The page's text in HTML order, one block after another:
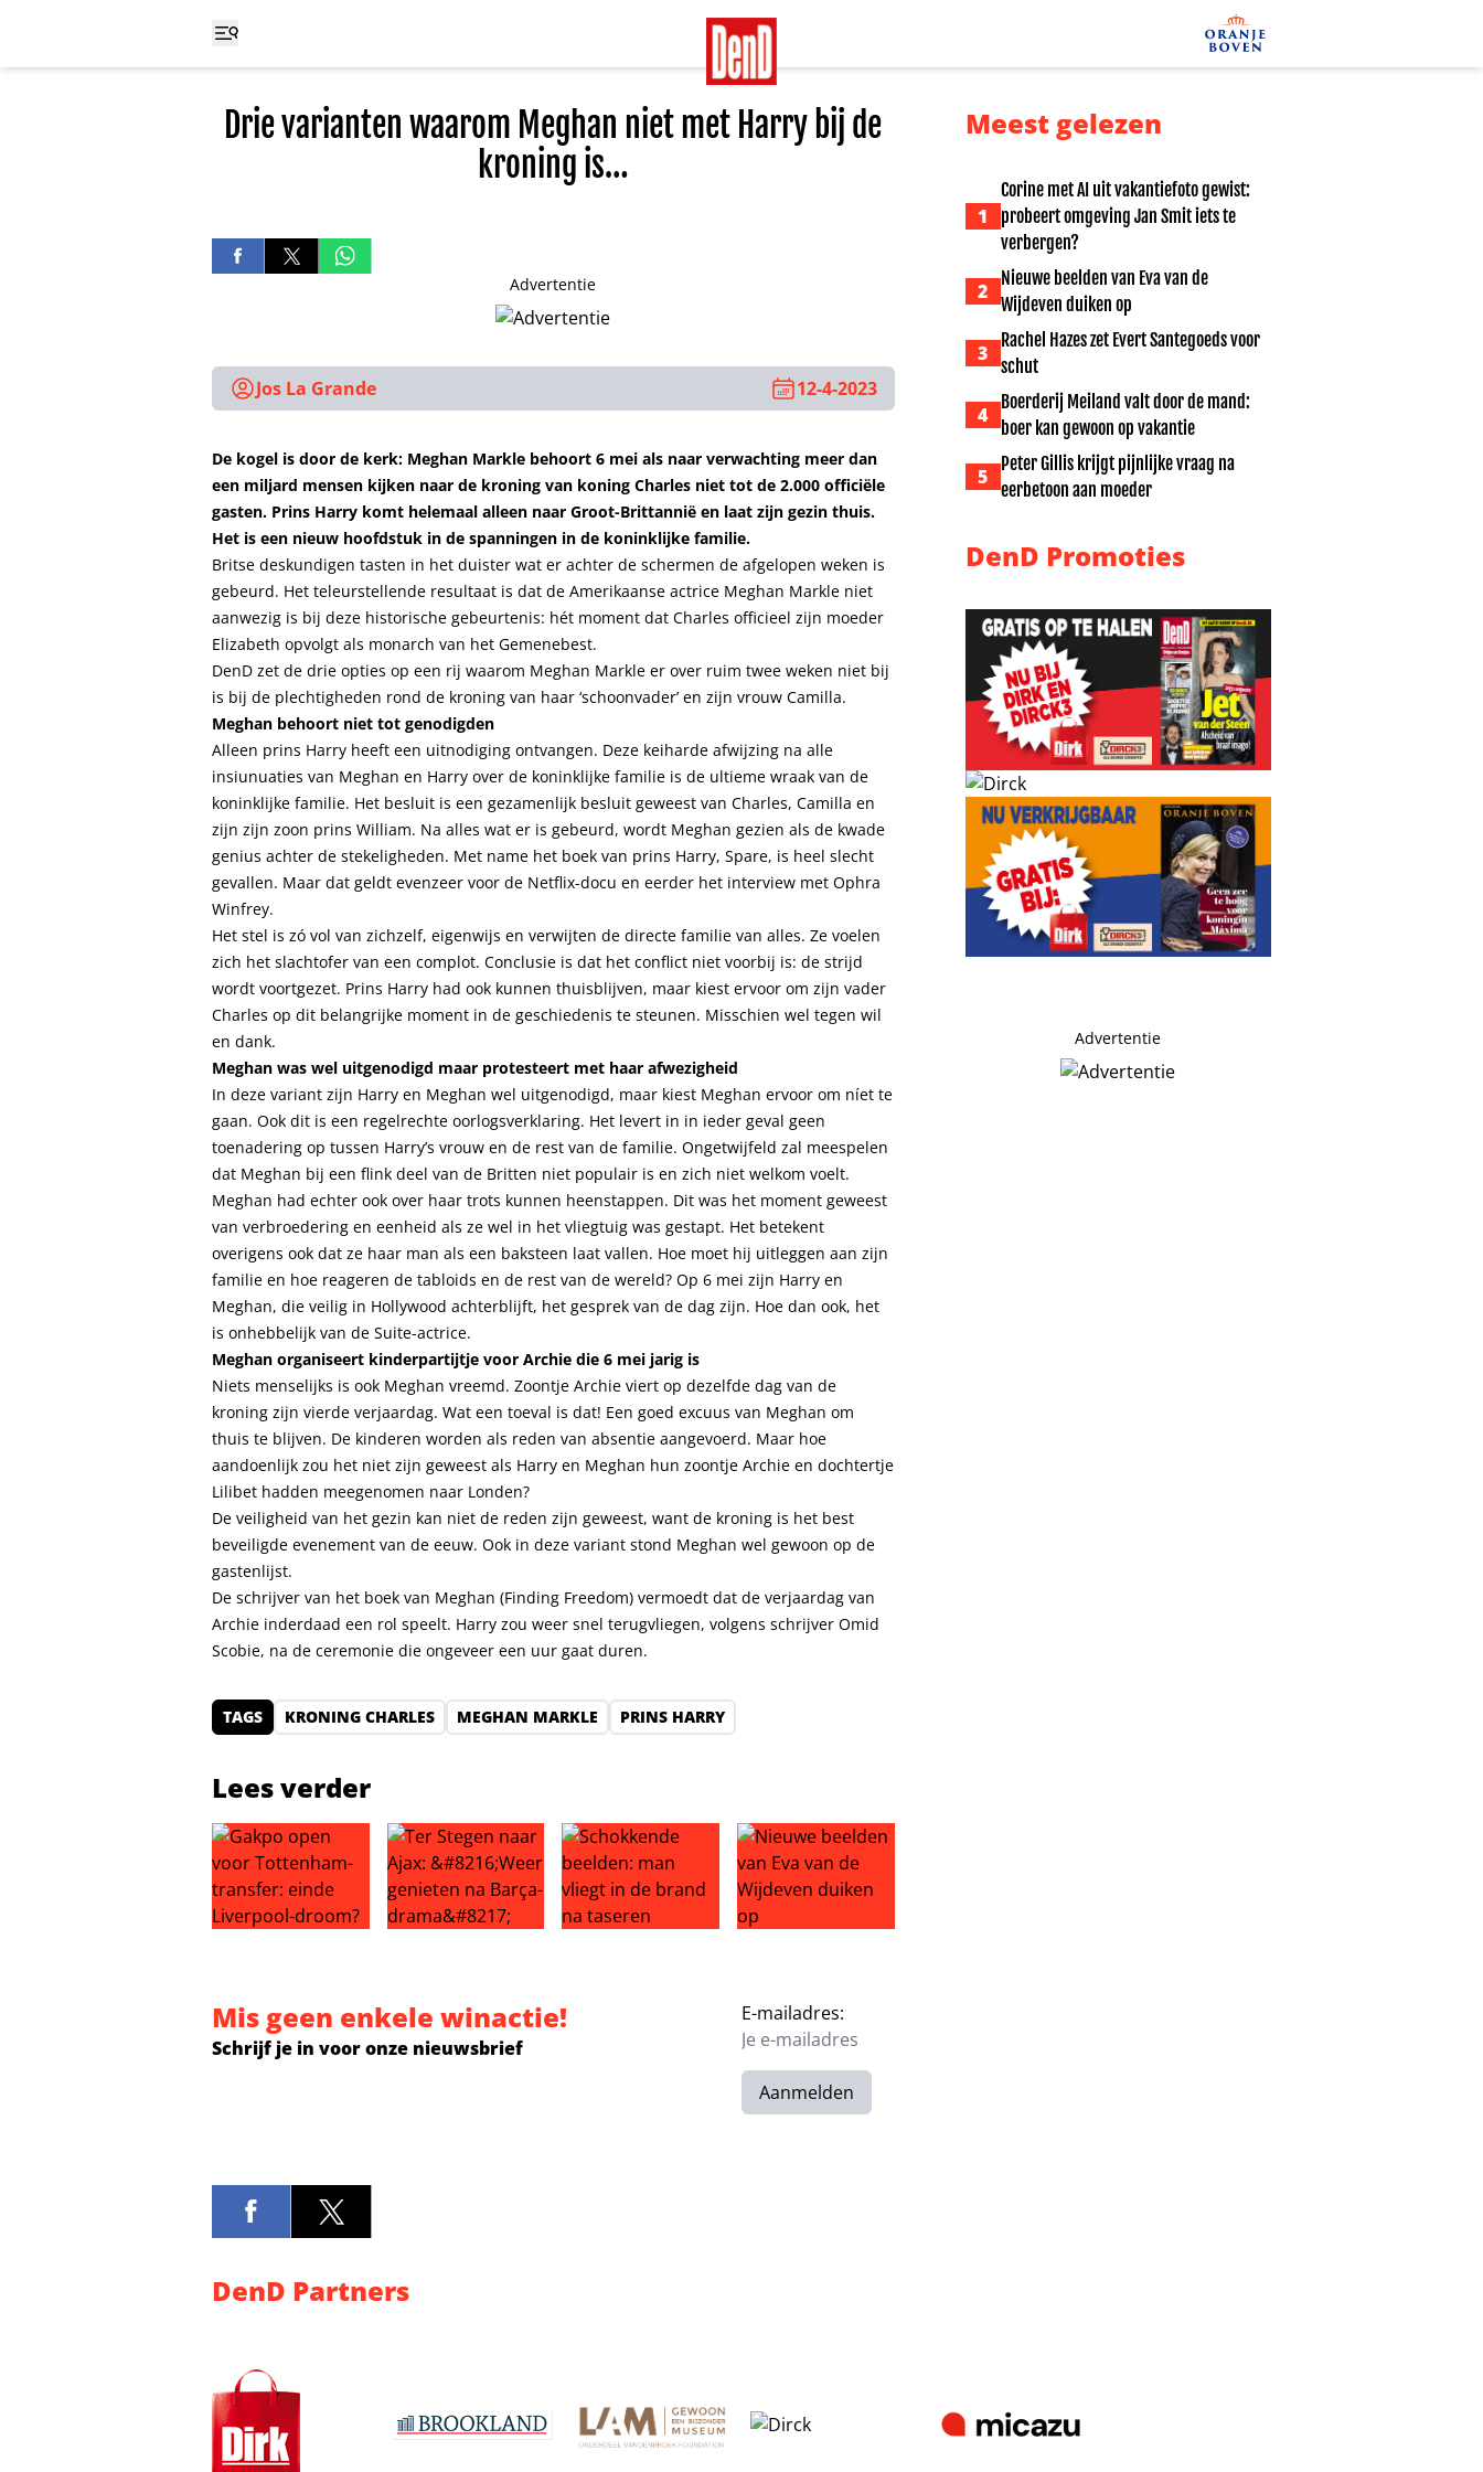
Drie varianten waarom Meghan niet met Harry bij de
kroning is…
Advertentie
Jos La Grande 12-4-2023
De kogel is door de kerk: Meghan Markle behoort 6 mei als naar verwachting meer dan
een miljard mensen kijken naar de kroning van koning Charles niet tot de 2.000 officiële
gasten. Prins Harry komt helemaal alleen naar Groot-Brittannië en laat zijn gezin thuis.
Het is een nieuw hoofdstuk in de spanningen in de koninklijke familie.
Britse deskundigen tasten in het duister wat er achter de schermen de afgelopen weken is
gebeurd. Het teleurstellende resultaat is dat de Amerikaanse actrice Meghan Markle niet
aanwezig is bij deze historische gebeurtenis: hét moment dat Charles officieel zijn moeder
Elizabeth opvolgt als monarch van het Gemenebest.
DenD zet de drie opties op een rij waarom Meghan Markle er over ruim twee weken niet bij
is bij de plechtigheden rond de kroning van haar ‘schoonvader’ en zijn vrouw Camilla.
Meghan behoort niet tot genodigden
Alleen prins Harry heeft een uitnodiging ontvangen. Deze keiharde afwijzing na alle
insiunuaties van Meghan en Harry over de koninklijke familie is de ultieme wraak van de
koninklijke familie. Het besluit is een gezamenlijk besluit geweest van Charles, Camilla en
zijn zijn zoon prins William. Na alles wat er is gebeurd, wordt Meghan gezien als de kwade
genius achter de stekeligheden. Met name het boek van prins Harry, Spare, is heel slecht
gevallen. Maar dat geldt evenzeer voor de Netflix-docu en eerder het interview met Ophra
Winfrey.
Het stel is zó vol van zichzelf, eigenwijs en verwijten de directe familie van alles. Ze voelen
zich het slachtofer van een complot. Conclusie is dat het conflict niet voorbij is: de strijd
wordt voortgezet. Prins Harry had ook kunnen thuisblijven, maar kiest ervoor om zijn vader
Charles op dit belangrijke moment in de geschiedenis te steunen. Misschien wel tegen wil
en dank.
Meghan was wel uitgenodigd maar protesteert met haar afwezigheid
In deze variant zijn Harry en Meghan wel uitgenodigd, maar kiest Meghan ervoor om níet te
gaan. Ook dit is een regelrechte oorlogsverklaring. Het levert in in ieder geval geen
toenadering op tussen Harry’s vrouw en de rest van de familie. Ongetwijfeld zal meespelen
dat Meghan bij een flink deel van de Britten niet populair is en zich niet welkom voelt.
Meghan had echter ook over haar trots kunnen heenstappen. Dit was het moment geweest
van verbroedering en eenheid als ze wel in het vliegtuig was gestapt. Het betekent
overigens ook dat ze haar man als een baksteen laat vallen. Hoe moet hij uitleggen aan zijn
familie en hoe reageren de tabloids en de rest van de wereld? Op 6 mei zijn Harry en
Meghan, die veilig in Hollywood achterblijft, het gesprek van de dag zijn. Hoe dan ook, het
is onhebbelijk van de Suite-actrice.
Meghan organiseert kinderpartijtje voor Archie die 6 mei jarig is
Niets menselijks is ook Meghan vreemd. Zoontje Archie viert op dezelfde dag van de
kroning zijn vierde verjaardag. Wat een toeval is dat! Een goed excuus van Meghan om
thuis te blijven. De kinderen worden als reden van absentie aangevoerd. Maar hoe
aandoenlijk zou het niet zijn geweest als Harry en Meghan hun zoontje Archie en dochtertje
Lilibet hadden meegenomen naar Londen?
De veiligheid van het gezin kan niet de reden zijn geweest, want de kroning is het best
beveiligde evenement van de eeuw. Ook in deze variant stond Meghan wel gewoon op de
gastenlijst.
De schrijver van het boek van Meghan (Finding Freedom) vermoedt dat de verjaardag van
Archie inderdaad een rol speelt. Harry zou weer snel terugvliegen, volgens schrijver Omid
Scobie, na de ceremonie die ongeveer een uur gaat duren.
TAGS KRONING CHARLES MEGHAN MARKLE PRINS HARRY
Lees verder
Meest gelezen
1
Corine met AI uit vakantiefoto gewist:
probeert omgeving Jan Smit iets te
verbergen?
2
Nieuwe beelden van Eva van de
Wijdeven duiken op
3
Rachel Hazes zet Evert Santegoeds voor
schut
4
Boerderij Meiland valt door de mand:
boer kan gewoon op vakantie
5
Peter Gillis krijgt pijnlijke vraag na
eerbetoon aan moeder
DenD Promoties
Advertentie
Mis geen enkele winactie!
Schrijf je in voor onze nieuwsbrief
E-mailadres:
Aanmelden
DenD Partners